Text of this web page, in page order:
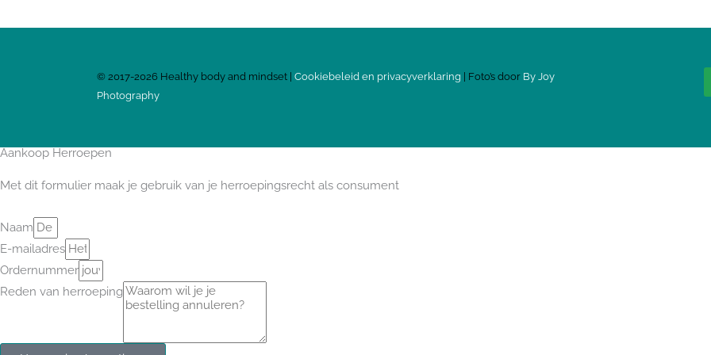
© 2017-2026 Healthy body and mindset | Cookiebeleid en privacyverklaring | Foto’s door By Joy
Photography
Aankoop Herroepen
Met dit formulier maak je gebruik van je herroepingsrecht als consument
Naam
E-mailadres
Ordernummer
Reden van herroeping